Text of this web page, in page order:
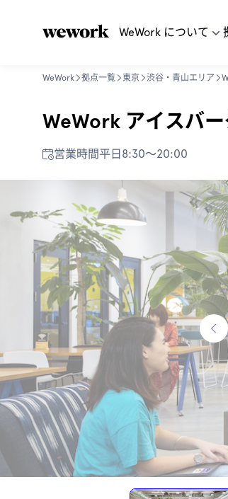
WeWork について
WeWork 拠点一覧 東京 渋谷・青山エリア
WeWork アイスバ
営業時間平日8:30〜20:00